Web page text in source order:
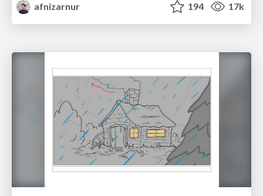
afnizarnur
194 17k